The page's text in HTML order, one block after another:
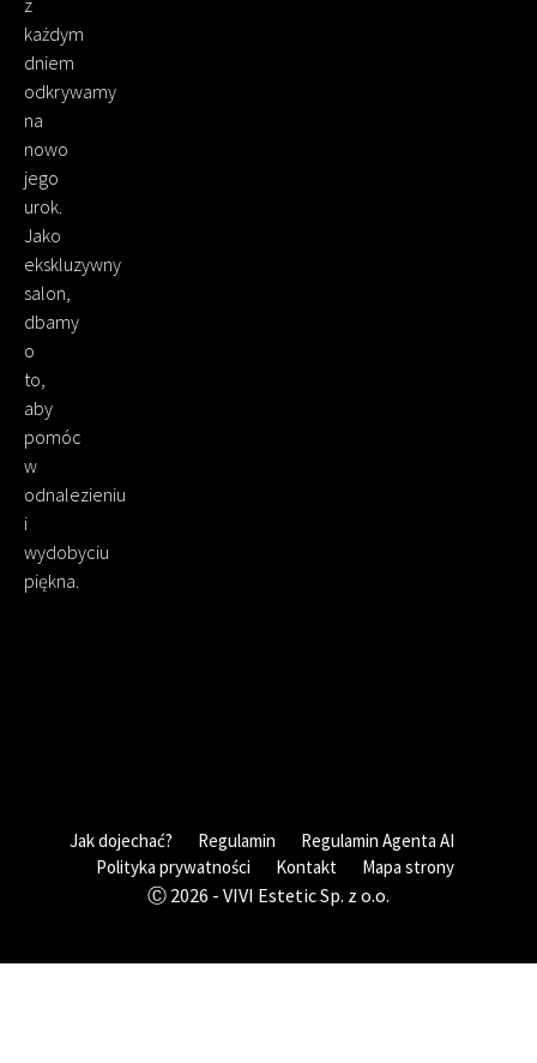
każdym
dniem
odkrywamy
na
nowo
jego
urok.
Jako
ekskluzywny
salon,
dbamy
o
to,
aby
pomóc
w
odnalezieniu
i
wydobyciu
piękna.
Jak dojechać? Regulamin
Regulamin Agenta AI
Polityka prywatności
Kontakt Mapa strony
Ⓒ 2026 - VIVI Estetic Sp. z o.o.